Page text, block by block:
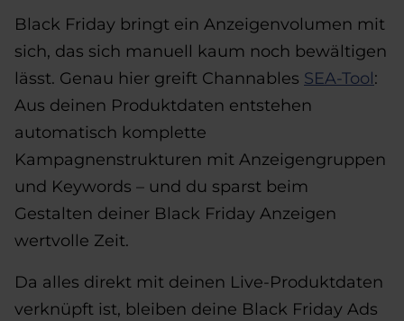
Black Friday bringt ein Anzeigenvolumen mit
sich, das sich manuell kaum noch bewältigen
lässt. Genau hier greift Channables SEA-Tool:
Aus deinen Produktdaten entstehen
automatisch komplette
Kampagnenstrukturen mit Anzeigengruppen
und Keywords – und du sparst beim
Gestalten deiner Black Friday Anzeigen
wertvolle Zeit.
Da alles direkt mit deinen Live-Produktdaten
verknüpft ist, bleiben deine Black Friday Ads